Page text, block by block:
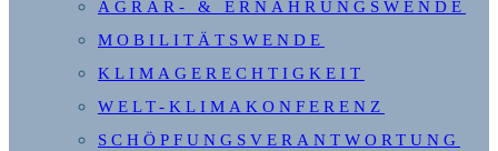
AGRAR- & ERNÄHRUNGSWENDE
MOBILITÄTSWENDE
KLIMAGERECHTIGKEIT
WELT-KLIMAKONFERENZ
SCHÖPFUNGSVERANTWORTUNG